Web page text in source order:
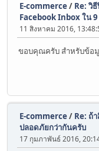
E-commerce/ Re: วิ
Facebook Inbox ใน
11 สิงหาคม 2016,
ขอบคุณครับ สำหรับข้อ
E-commerce/ Re: ถ้
ปลอดภัยกว่ากันครับ
17 กุมภาพันธ์ 2016,